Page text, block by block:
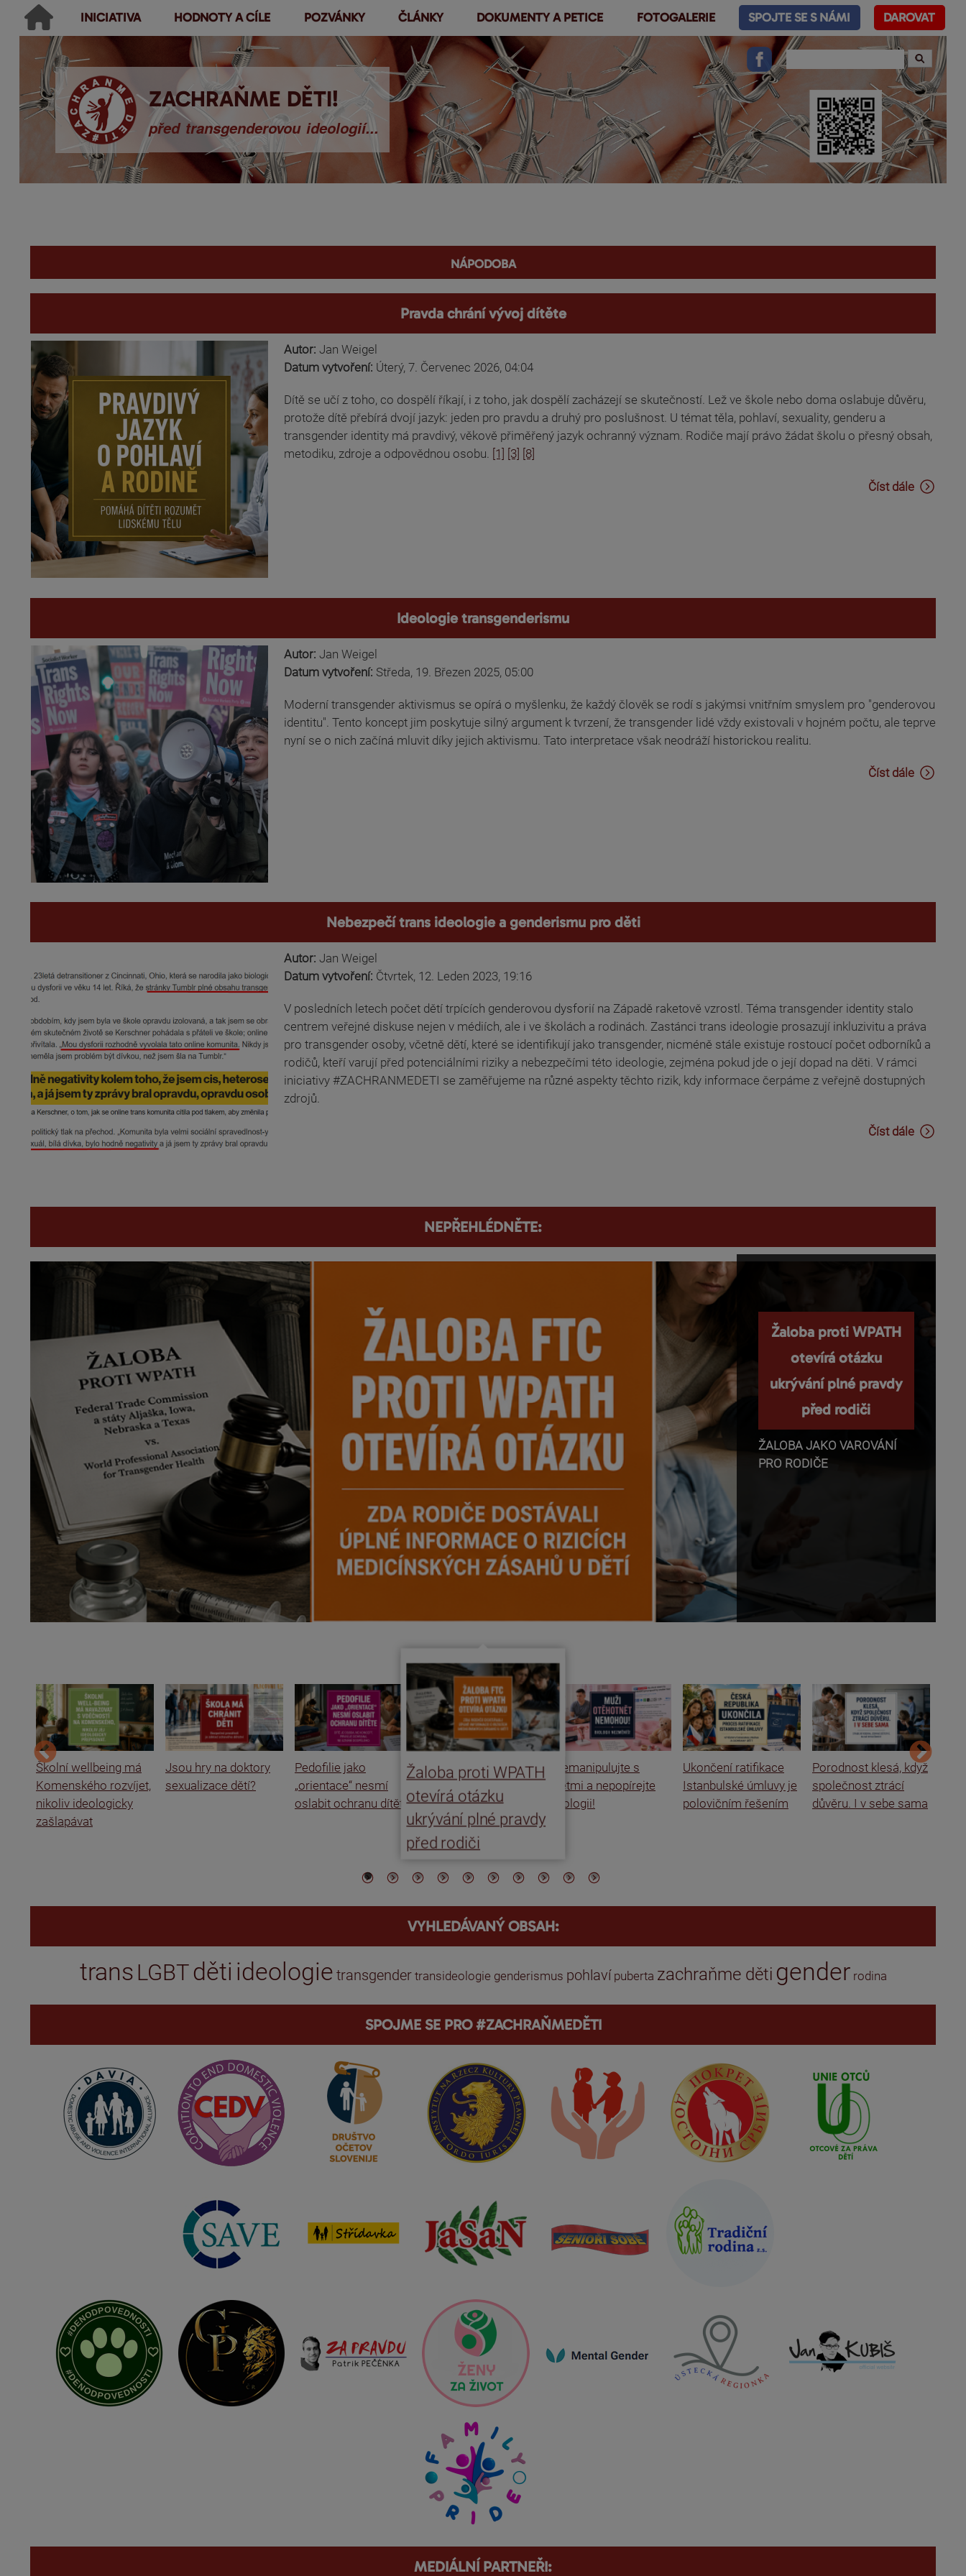
Přejít k
hlavnímu
obsahu
ZACHRAŇME DĚTI!
před transgenderovou ideologií...
Ikonky sociálních sítí
Vyhledávání
Hledat
Main menu
INICIATIVA HODNOTY A CÍLE POZVÁNKY ČLÁNKY DOKUMENTY A PETICE FOTOGALERIE SPOJTE SE S NÁMI DAROVAT
nápodoba
Pravda chrání vývoj dítěte
Autor: Jan Weigel
Datum vytvoření: Úterý, 7. Červenec 2026, 04:04
Dítě se učí z toho, co dospělí říkají, i z toho, jak dospělí zacházejí se skutečností. Lež ve škole nebo doma oslabuje důvěru,
protože dítě přebírá dvojí jazyk: jeden pro pravdu a druhý pro poslušnost. U témat těla, pohlaví, sexuality, genderu a
transgender identity má pravdivý, věkově přiměřený jazyk ochranný význam. Rodiče mají právo žádat školu o přesný obsah,
metodiku, zdroje a odpovědnou osobu. [1] [3] [8]
Číst dále
Ideologie transgenderismu
Autor: Jan Weigel
Datum vytvoření: Středa, 19. Březen 2025, 05:00
Moderní transgender aktivismus se opírá o myšlenku, že každý člověk se rodí s jakýmsi vnitřním smyslem pro "genderovou
identitu". Tento koncept jim poskytuje silný argument k tvrzení, že transgender lidé vždy existovali v hojném počtu, ale teprve
nyní se o nich začíná mluvit díky jejich aktivismu. Tato interpretace však neodráží historickou realitu.
Číst dále
Nebezpečí trans ideologie a genderismu pro děti
Autor: Jan Weigel
Datum vytvoření: Čtvrtek, 12. Leden 2023, 19:16
V posledních letech počet dětí trpících genderovou dysforií na Západě raketově vzrostl. Téma transgender identity stalo
centrem veřejné diskuse nejen v médiích, ale i ve školách a rodinách. Zastánci trans ideologie prosazují inkluzivitu a práva
pro transgender osoby, včetně dětí, které se identifikují jako transgender, nicméně stále existuje rostoucí počet odborníků a
rodičů, kteří varují před potenciálními riziky a nebezpečími této ideologie, zejména pokud jde o její dopad na děti. V rámci
iniciativy #ZACHRANMEDETI se zaměřujeme na různé aspekty těchto rizik, kdy informace čerpáme z veřejně dostupných
zdrojů.
Číst dále
NEPŘEHLÉDNĚTE:
Žaloba proti WPATH
otevírá otázku
ukrývání plné pravdy
před rodiči
ŽALOBA JAKO VAROVÁNÍ
PRO RODIČE
Nemanipulujte s
dětmi a nepopírejte
biologii!
Příběhy o těhotenství,
transgender identitě,
otevřeném vztahu a
školních diskusí a rozhovorů
mezi dětmi
Školní wellbeing má
Komenského rozvíjet,
nikoliv ideologicky
zašlapávat
Jsou hry na doktory
sexualizace dětí?
Pedofilie jako
„orientace“ nesmí
oslabit ochranu dítěte
Žaloba proti WPATH
otevírá otázku
ukrývání plné pravdy
před rodiči
Nemanipulujte s
dětmi a nepopírejte
biologii!
Ukončení ratifikace
Istanbulské úmluvy je
polovičním řešením
Porodnost klesá, když
společnost ztrácí
důvěru. I v sebe sama
VYHLEDÁVANÝ OBSAH:
trans LGBT děti ideologie transgender transideologie genderismus pohlaví puberta zachraňme děti gender rodina
SPOJME SE PRO #ZACHRAŇMEDĚTI
MEDIÁLNÍ PARTNEŘI: